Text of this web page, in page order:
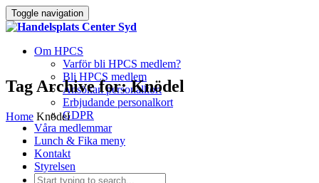
Toggle navigation
Om HPCS
Varför bli HPCS medlem?
Bli HPCS medlem
Ansökan personalkort
Erbjudande personalkort
GDPR
Våra medlemmar
Lunch & Fika meny
Kontakt
Styrelsen
Tag Archive for: Knödel
Home Knödel